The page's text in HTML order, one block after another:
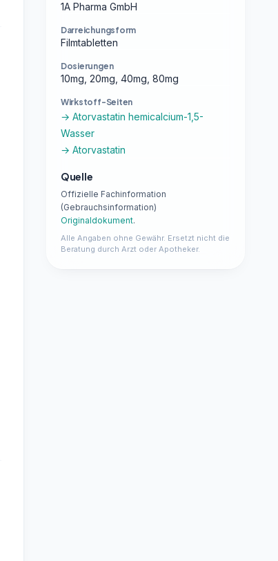
1A Pharma GmbH
Darreichungsform
Filmtabletten
Dosierungen
10mg, 20mg, 40mg, 80mg
Wirkstoff-Seiten
→ Atorvastatin hemicalcium-1,5-
Wasser
→ Atorvastatin
Quelle
Offizielle Fachinformation
(Gebrauchsinformation)
Originaldokument.
Alle Angaben ohne Gewähr. Ersetzt nicht die
Beratung durch Arzt oder Apotheker.